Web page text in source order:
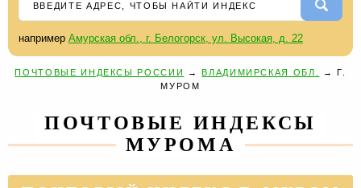
например Амурская обл., г. Белогорск, ул. Высокая, д. 22
ПОЧТОВЫЕ ИНДЕКСЫ РОССИИ →ВЛАДИМИРСКАЯ ОБЛ. →Г.
МУРОМ
ПОЧТОВЫЕ ИНДЕКСЫ
МУРОМА